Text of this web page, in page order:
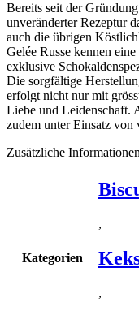
Bereits seit der
unveränderter Rezeptur
auch die übrigen
Gelée Russe kennen
exklusive
Die sorgfältige
erfolgt nicht nur mit
Liebe und Leidenschaft.
zudem unter Einsatz von
Zusätzliche Informationen
Kategorien
,
,